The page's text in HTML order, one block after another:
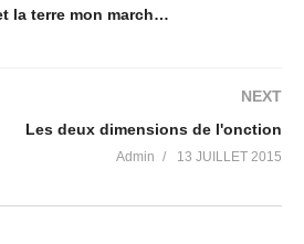
today)
Le ciel est mon trône et la terre mon marchepied
NEXT
Les deux dimensions de l'onction
Admin 13 JUILLET 2015